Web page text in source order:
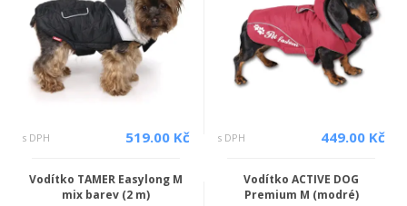
s DPH 519.00 Kč s DPH 449.00 Kč
Vodítko TAMER Easylong M
mix barev (2 m)
Vodítko ACTIVE DOG
Premium M (modré)